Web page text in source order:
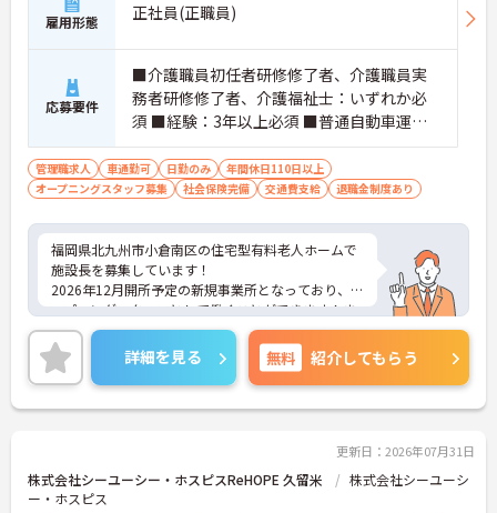
雇用形態 正社員(正職員)
応募要件
■介護職員初任者研修修了者、介護職員実
務者研修修了者、介護福祉士：いずれか必
須 ■経験：3年以上必須 ■普通自動車運転
免許（AT限定可）
管理職求人 車通勤可 日勤のみ
年間休日110日以上
オープニングスタッフ募集
社会保険完備 交通費支給 退職金制度あり
福岡県北九州市小倉南区の住宅型有料老人ホームで
施設長を募集しています！
2026年12月開所予定の新規事業所となっており、オ
ープニングスタッフとして働くことができます！ま
た、施設長での募集となっており、キャリアアップ
をお考えの方にもおすすめです◎研修制度や資格取
得支援制度があり、働きながらスキルアップも可能
となっております♪
ご興味のある方は、面接のポイントをお伝えします
詳細を見る 無料 紹介してもらう
更新日：2026年07月31日
株式会社シーユーシー・ホスピスReHOPE 久留米
株式会社シーユーシ
ー・ホスピス